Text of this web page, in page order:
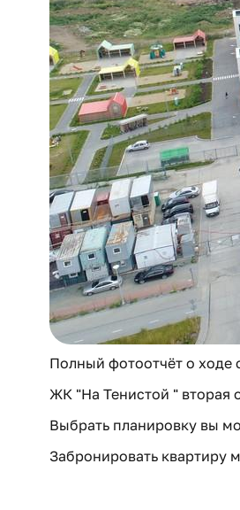
Полный фотоотчёт о ходе
ЖК "На Тенистой " вторая
Выбрать планировку вы
Забронировать квартиру